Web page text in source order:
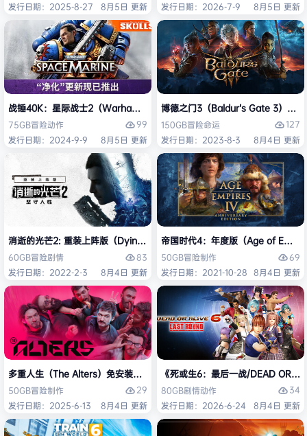
发行日期：2025-8-27
8月5日 更新
发行日期：2026-7-9
8月5日 更新
战锤40K：星际战士2（Warhammer 40,000: Space Marine 2）免安装
75GB冒险动作
99
发行日期：2024-9-9
8月5日 更新
博德之门3（Baldur’s Gate 3）免安
150GB冒险命运
127
发行日期：2023-8-3
8月4日 更新
消逝的光芒2: 重装上阵版（Dying Light 2 Stay Human: Reloaded
60GB冒险剧情
83
发行日期：2022-2-3
8月4日 更新
帝国时代4：年度版（Age of
50GB冒险制作
69
发行日期：2021-10-28 8月4日 更新
多重人生（The Alters）免安装中文版
50GB冒险制作
29
发行日期：2025-6-13
8月4日 更新
《死或生6：最后一战/DEAD OR
80GB剧情动作
34
发行日期：2026-6-24
8月4日 更新